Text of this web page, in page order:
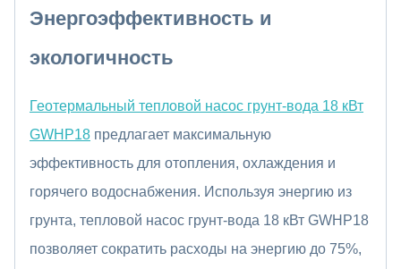
Энергоэффективность и
экологичность
Геотермальный тепловой насос грунт-вода 18 кВт
GWHP18 предлагает максимальную
эффективность для отопления, охлаждения и
горячего водоснабжения. Используя энергию из
грунта, тепловой насос грунт-вода 18 кВт GWHP18
позволяет сократить расходы на энергию до 75%,